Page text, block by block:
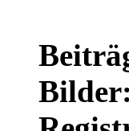
Bilder: